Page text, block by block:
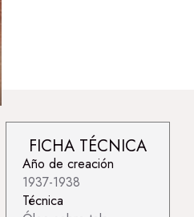
FICHA TÉCNICA
Año de creación
1937-1938
Técnica